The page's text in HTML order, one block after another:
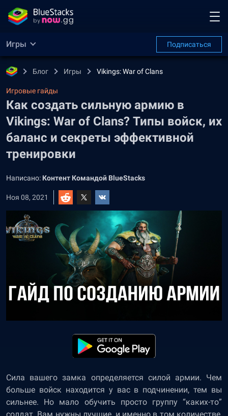
Игры Подписаться
Блог Игры Vikings: War of Clans
Игровые гайды
Как создать сильную армию в
Vikings: War of Clans? Типы войск, их
баланс и секреты эффективной
тренировки
Написано: Контент Командой BlueStacks
Ноя 08, 2021
Сила вашего замка определяется силой армии. Чем
больше войск находится у вас в подчинении, тем вы
сильнее. Но мало обучить просто группу “каких-то”